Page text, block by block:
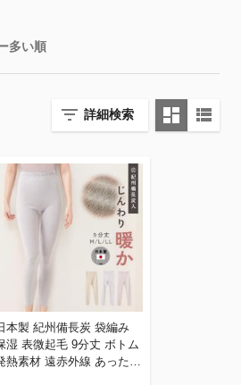
多い順
詳細検索
本製 紀州備長炭 袋編み
湿 表微起毛 9分丈 ボトム
熱素材 遠赤外線 あったか